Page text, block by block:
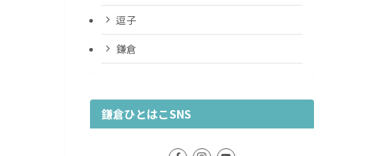
逗子
鎌倉
鎌倉ひとはこSNS